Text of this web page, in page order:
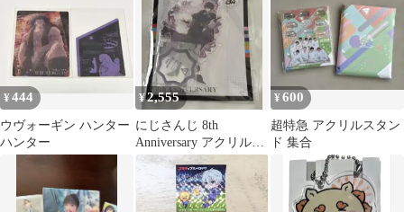
¥444
ウヴォーギン ハンター
ハンター
¥2,555
にじさんじ 8th
Anniversary アクリルス
タンド 剣持刀也
¥600
超特急 アクリルスタン
ド 集合